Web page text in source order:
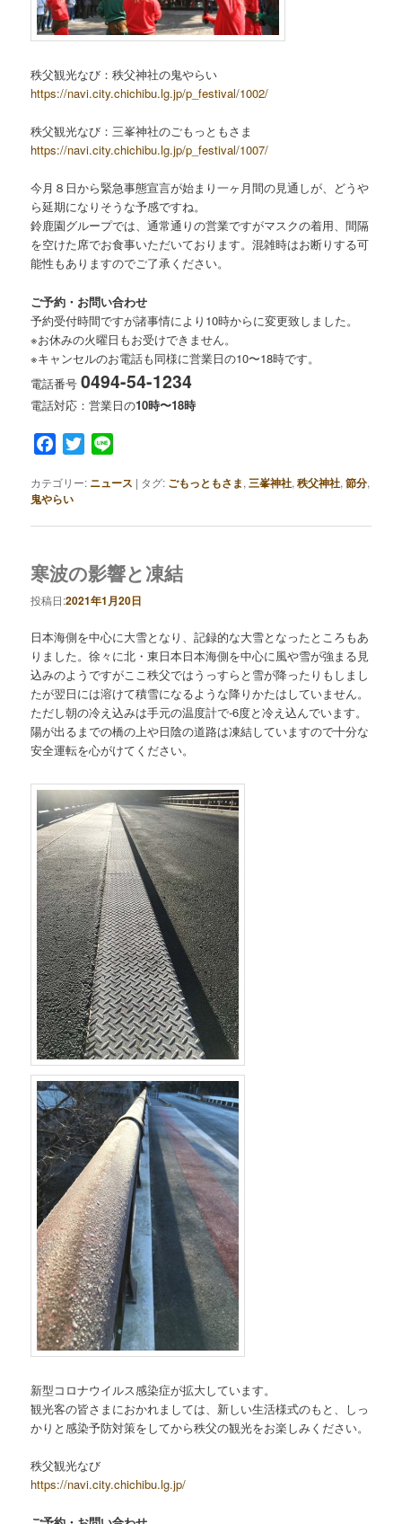
秩父観光なび：秩父神社の鬼やらい
https://navi.city.chichibu.lg.jp/p_festival/1002/
秩父観光なび：三峯神社のごもっともさま
https://navi.city.chichibu.lg.jp/p_festival/1007/
今月８日から緊急事態宣言が始まり一ヶ月間の見通しが、どうや
ら延期になりそうな予感ですね。
鈴鹿園グループでは、通常通りの営業ですがマスクの着用、間隔
を空けた席でお食事いただいております。混雑時はお断りする可
能性もありますのでご了承ください。
ご予約・お問い合わせ
予約受付時間ですが諸事情により10時からに変更致しました。
※お休みの火曜日もお受けできません。
※キャンセルのお電話も同様に営業日の10〜18時です。
電話番号0494-54-1234
電話対応：営業日の10時〜18時
Facebook
Twitter
カテゴリー: ニュース | タグ: ごもっともさま, 三峯神社,秩父神社,節分,
鬼やらい
寒波の影響と凍結
投稿日:2021年1月20日
日本海側を中心に大雪となり、記録的な大雪となったところもあ
りました。徐々に北・東日本日本海側を中心に風や雪が強まる見
込みのようですがここ秩父ではうっすらと雪が降ったりもしまし
たが翌日には溶けて積雪になるような降りかたはしていません。
ただし朝の冷え込みは手元の温度計で-6度と冷え込んでいます。
陽が出るまでの橋の上や日陰の道路は凍結していますので十分な
安全運転を心がけてください。
新型コロナウイルス感染症が拡大しています。
観光客の皆さまにおかれましては、新しい生活様式のもと、しっ
かりと感染予防対策をしてから秩父の観光をお楽しみください。
秩父観光なび
https://navi.city.chichibu.lg.jp/